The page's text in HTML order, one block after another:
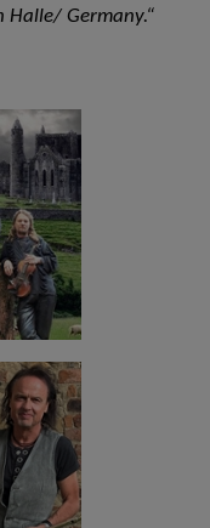
Halle/ Germany.“